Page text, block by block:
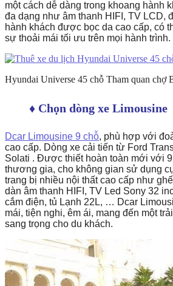
một cách dễ dàng trong khoang hành
đa dạng như âm thanh HIFI, TV LCD,
hành khách được bọc da cao cấp, có
sự thoải mái tối ưu trên mọi hành trình.
Hyundai Universe 45 chỗ Tham quan chợ
♦ Chọn dòng xe Limousine
Dcar Limousine 9 chỗ, phù hợp với
cao cấp. Dòng xe cải tiến từ Ford
Solati . Được thiết hoàn toàn mới với
thương gia, cho không gian sử dụng
trang bị nhiều nội thất cao cấp như
dàn âm thanh HIFI, TV Led Sony 32
cắm điện, tủ Lạnh 22L, … Dcar
mái, tiện nghi, êm ái, mang đến một
sang trọng cho du khách.